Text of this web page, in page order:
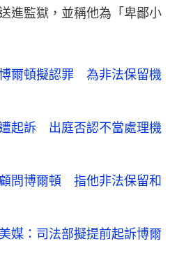
進監獄，並稱他為「卑鄙小
爾頓擬認罪 為非法保留機
起訴 出庭否認不當處理機
問博爾頓 指他非法保留和
媒：司法部擬提前起訴博爾